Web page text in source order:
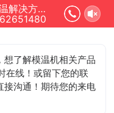
新久阳-全球工业控温解决方案专家正在为您服务
想了解模温机相关产品
在线！或留下您的联
接沟通！期待您的来电